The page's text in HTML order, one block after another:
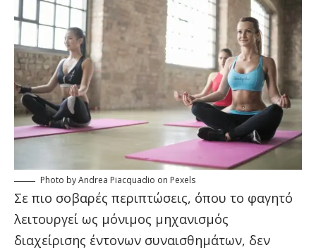
Photo byAndrea Piacquadio on Pexels
Σε πιο σοβαρές περιπτώσεις, όπου το φαγητό
λειτουργεί ως μόνιμος μηχανισμός
διαχείρισης έντονων συναισθημάτων, δεν